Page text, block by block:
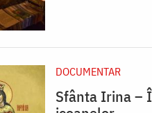
DOCUMENTAR
Sfânta Irina –